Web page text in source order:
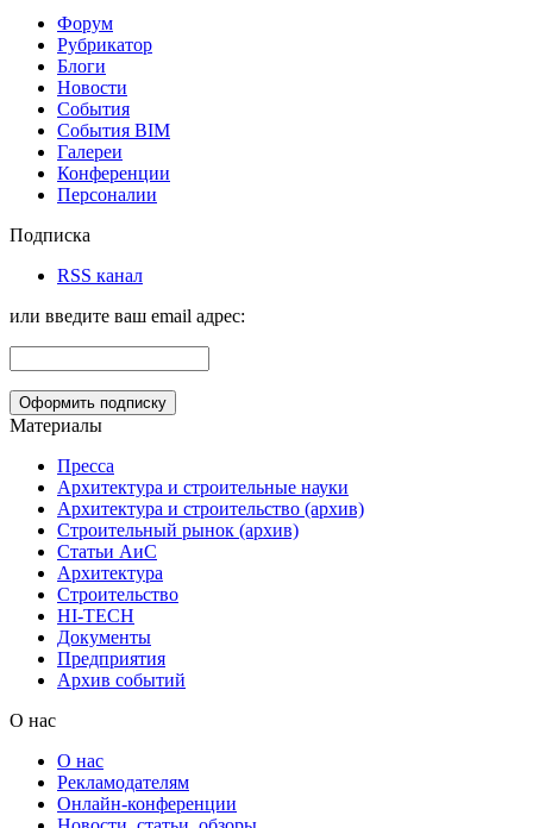
Форум
Рубрикатор
Блоги
Новости
События
События BIM
Галереи
Конференции
Персоналии
Подписка
RSS канал
или введите ваш email адрес:
Материалы
Пресса
Архитектура и строительные науки
Архитектура и строительство (архив)
Строительный рынок (архив)
Статьи АиС
Архитектура
Строительство
HI-TECH
Документы
Предприятия
Архив событий
О нас
О нас
Рекламодателям
Онлайн-конференции